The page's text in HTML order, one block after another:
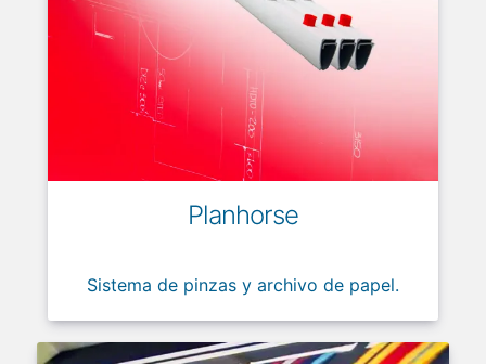
Planhorse
Sistema de pinzas y archivo de papel.